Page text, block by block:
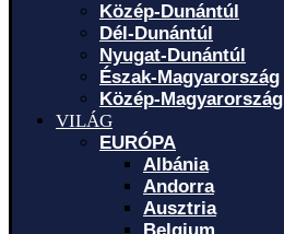
Közép-Dunántúl
Dél-Dunántúl
Nyugat-Dunántúl
Észak-Magyarország
Közép-Magyarország
VILÁG
EURÓPA
Albánia
Andorra
Ausztria